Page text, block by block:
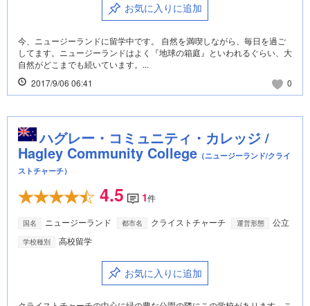
お気に入りに追加
今、ニュージーランドに留学中です。 自然を満喫しながら、毎日を過ご
してます。ニュージーランドはよく『地球の箱庭』といわれるぐらい、大
自然がどこまでも続いています。...
2017/9/06 06:41
0
ハグレー・コミュニティ・カレッジ /
Hagley Community College （ニュージーランド/クライ
ストチャーチ）
4.5 1件
国名 ニュージーランド 都市名 クライストチャーチ 運営形態 公立
学校種別 高校留学
お気に入りに追加